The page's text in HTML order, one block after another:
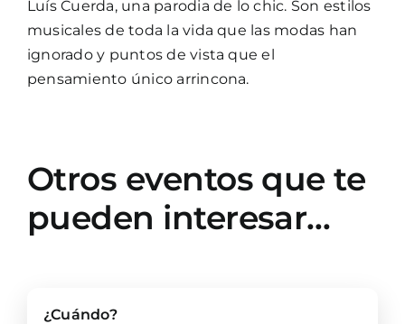
Luís Cuerda, una parodia de lo chic. Son estilos
musicales de toda la vida que las modas han
ignorado y puntos de vista que el
pensamiento único arrincona.
Otros eventos que te
pueden interesar…
¿Cuándo?